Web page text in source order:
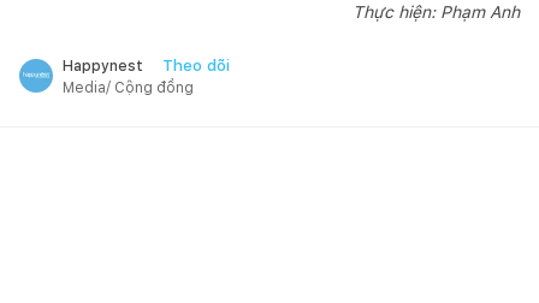
Thực hiện: Phạm Anh
Happynest Theo dõi
Media/ Cộng đồng